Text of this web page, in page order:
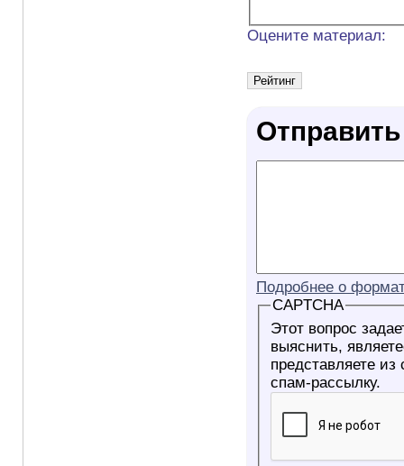
Оцените материал:
Подробнее о
CAPTCHA
Этот вопрос
выяснить, являетесь ли Вы
представляете
спам-рассылку.